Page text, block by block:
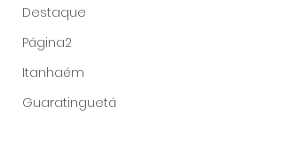
Destaque
Página2
Itanhaém
Guaratinguetá